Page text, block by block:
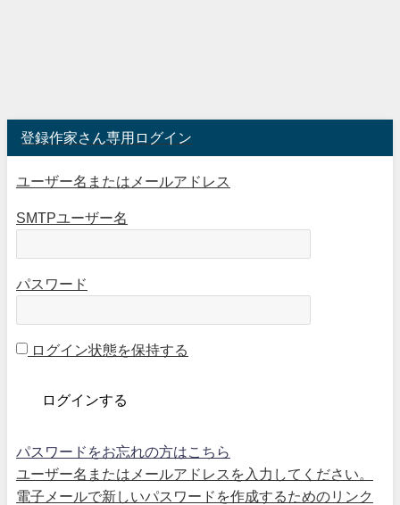
登録作家さん専用ログイン
ユーザー名またはメールアドレス
SMTPユーザー名
パスワード
ログイン状態を保持する
パスワードをお忘れの方はこちら
ユーザー名またはメールアドレスを入力してください。
電子メールで新しいパスワードを作成するためのリンク